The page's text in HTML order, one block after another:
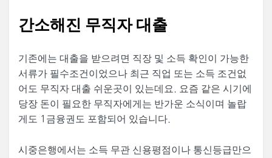
간소해진 무직자 대출
기존에는 대출을 받으려면 직장 및 소득 확인이 가능한
서류가 필수조건이었으나 최근 직업 또는 소득 조건없
어도 무직자 대출 쉬운곳이 있는데요. 요즘 같은 시기에
당장 돈이 필요한 무직자에게는 반가운 소식이며 놀랍
게도 1금융권도 포함되어 있습니다.
시중은행에서는 소득 무관 신용평점이나 통신등급만으